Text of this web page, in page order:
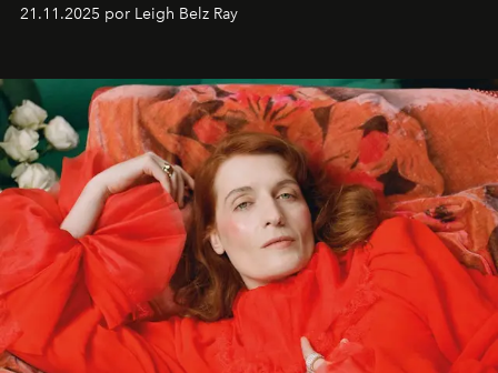
importa si no lo entienden’”, confiesa.
21.11.2025 por Leigh Belz Ray